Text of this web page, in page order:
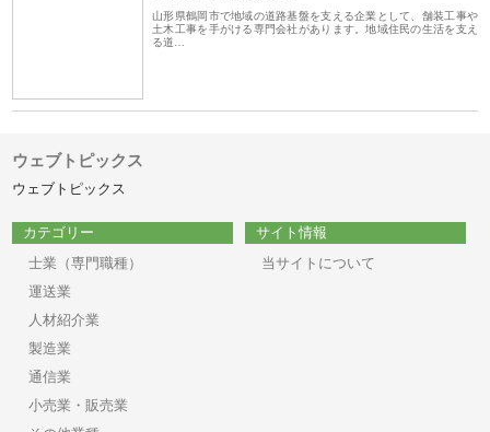
山形県鶴岡市で地域の道路基盤を支える企業として、舗装工事や
土木工事を手がける専門会社があります。地域住民の生活を支え
る道…
ウェブトピックス
ウェブトピックス
カテゴリー
士業（専門職種）
運送業
人材紹介業
製造業
通信業
小売業・販売業
サイト情報
当サイトについて